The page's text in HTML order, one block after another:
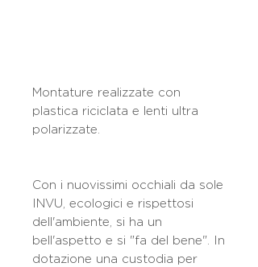
Montature realizzate con
plastica riciclata e lenti ultra
polarizzate.
Con i nuovissimi occhiali da sole
INVU, ecologici e rispettosi
dell'ambiente, si ha un
bell'aspetto e si "fa del bene". In
dotazione una custodia per